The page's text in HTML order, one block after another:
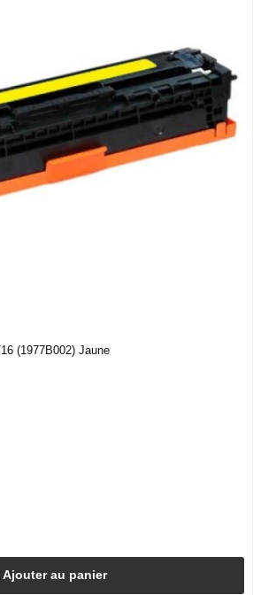
(1977B002) Jaune
Ajouter au panier